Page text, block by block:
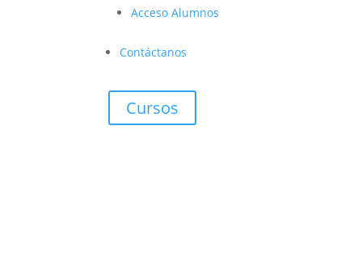
Acceso Alumnos
Contáctanos
Cursos